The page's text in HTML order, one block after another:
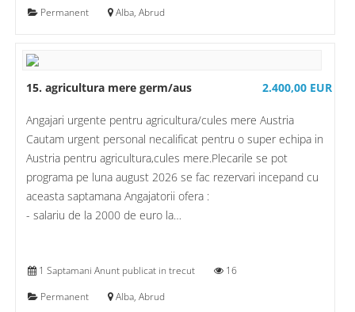
Permanent
Alba, Abrud
15. agricultura mere germ/aus 2.400,00 EUR
Angajari urgente pentru agricultura/cules mere Austria
Cautam urgent personal necalificat pentru o super echipa in
Austria pentru agricultura,cules mere.Plecarile se pot
programa pe luna august 2026 se fac rezervari incepand cu
aceasta saptamana Angajatorii ofera :
- salariu de la 2000 de euro la…
1 Saptamani Anunt publicat in trecut
16
Permanent
Alba, Abrud